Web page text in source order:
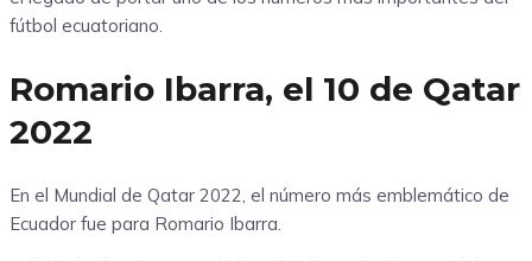
fútbol ecuatoriano.
Romario Ibarra, el 10 de Qatar
2022
En el Mundial de Qatar 2022, el número más emblemático de
Ecuador fue para Romario Ibarra.